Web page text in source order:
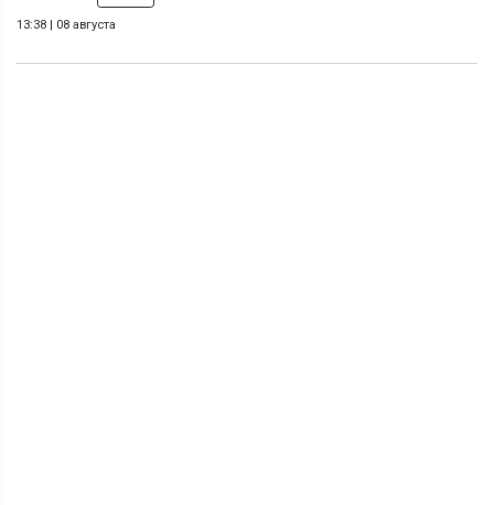
13:38 | 08 августа